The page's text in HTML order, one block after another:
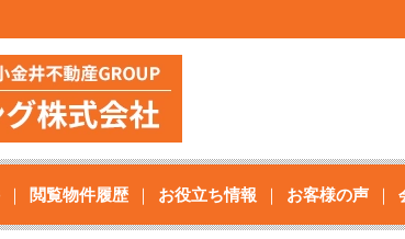
閲覧物件履歴 お役立ち情報 お客様の声